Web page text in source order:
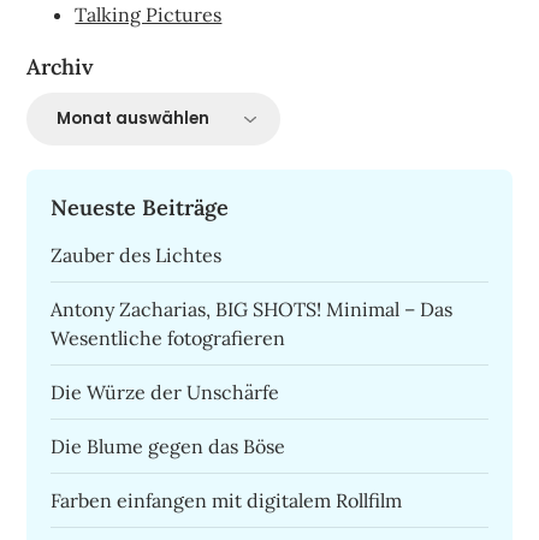
Talking Pictures
Archiv
Neueste Beiträge
Zauber des Lichtes
Antony Zacharias, BIG SHOTS! Minimal – Das
Wesentliche fotografieren
Die Würze der Unschärfe
Die Blume gegen das Böse
Farben einfangen mit digitalem Rollfilm